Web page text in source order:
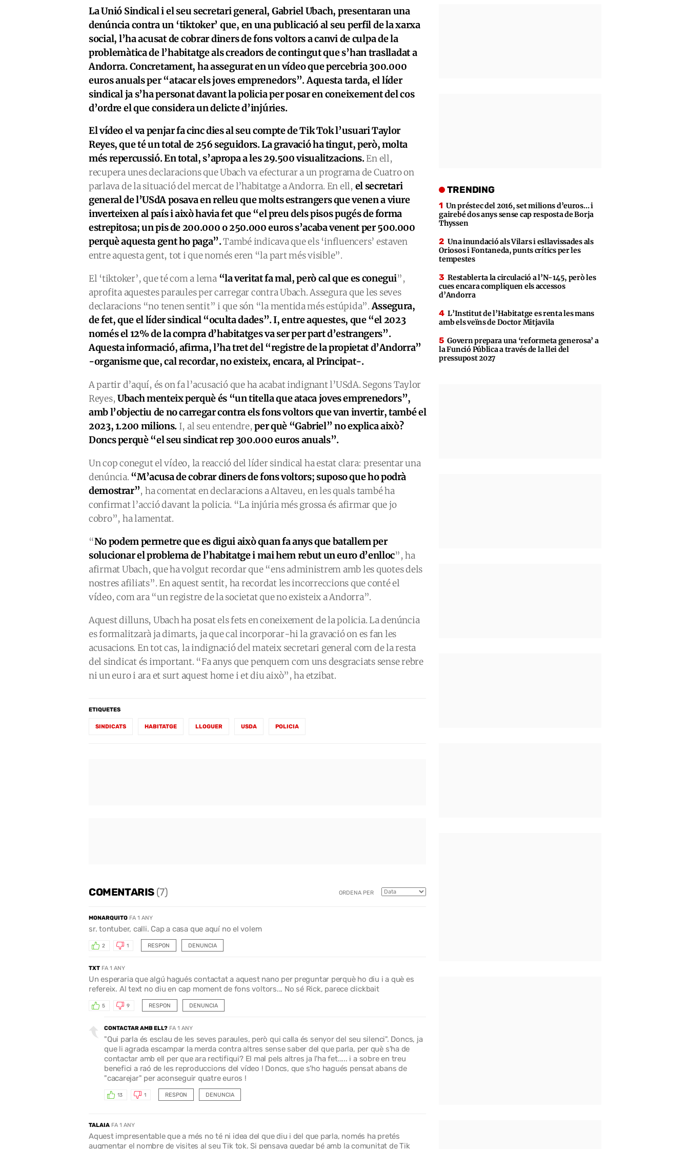
La Unió Sindical i el seu secretari general, Gabriel Ubach, presentaran una
denúncia contra un ‘tiktoker’ que, en una publicació al seu perfil de la xarxa
social, l’ha acusat de cobrar diners de fons voltors a canvi de culpa de la
problemàtica de l’habitatge als creadors de contingut que s’han traslladat a
Andorra. Concretament, ha assegurat en un vídeo que percebria 300.000
euros anuals per “atacar els joves emprenedors”. Aquesta tarda, el líder
sindical ja s’ha personat davant la policia per posar en coneixement del cos
d’ordre el que considera un delicte d’injúries.
El vídeo el va penjar fa cinc dies al seu compte de Tik Tok l’usuari Taylor
Reyes, que té un total de 256 seguidors. La gravació ha tingut, però, molta
més repercussió. En total, s’apropa a les 29.500 visualitzacions.En ell,
recupera unes declaracions que Ubach va efecturar a un programa de Cuatro on
parlava de la situació del mercat de l’habitatge a Andorra. En ell, el secretari
general de l’USdA posava en relleu que molts estrangers que venen a viure
inverteixen al país i això havia fet que “el preu dels pisos pugés de forma
estrepitosa; un pis de 200.000 o 250.000 euros s’acaba venent per 500.000
perquè aquesta gent ho paga”.També indicava que els ‘influencers’ estaven
entre aquesta gent, tot i que només eren “la part més visible”.
El ‘tiktoker’, que té com a lema “la veritat fa mal, però cal que es conegui”,
aprofita aquestes paraules per carregar contra Ubach. Assegura que les seves
declaracions “no tenen sentit” i que són “la mentida més estúpida”.Assegura,
de fet, que el líder sindical “oculta dades”. I, entre aquestes, que “el 2023
només el 12% de la compra d’habitatges va ser per part d’estrangers”.
Aquesta informació, afirma, l’ha tret del “registre de la propietat d’Andorra”
-organisme que, cal recordar, no existeix, encara, al Principat-.
A partir d’aquí, és on fa l’acusació que ha acabat indignant l’USdA. Segons Taylor
Reyes,Ubach menteix perquè és “un titella que ataca joves emprenedors”,
amb l’objectiu de no carregar contra els fons voltors que van invertir, també el
2023,1.200 milions.I, al seu entendre,per què “Gabriel” no explica això?
Doncs perquè “el seu sindicat rep 300.000 euros anuals”.
Un cop conegut el vídeo, la reacció del líder sindical ha estat clara: presentar una
denúncia. “M’acusa de cobrar diners de fons voltors; suposo que ho podrà
demostrar”, ha comentat en declaracions a Altaveu, en les quals també ha
confirmat l’acció davant la policia. “La injúria més grossa és afirmar que jo
cobro”, ha lamentat.
“No podem permetre que es digui això quan fa anys que batallem per
solucionar el problema de l’habitatge i mai hemrebutun euro d’enlloc”, ha
afirmat Ubach, que ha volgut recordar que “ens administrem amb les quotes dels
nostres afiliats”. En aquest sentit, ha recordat les incorreccions que conté el
vídeo, com ara “un registre de la societat que no existeix a Andorra”.
Aquest dilluns, Ubach ha posat els fets en coneixement de la policia. La denúncia
es formalitzarà ja dimarts, ja que cal incorporar-hi la gravació on es fan les
acusacions. En tot cas, la indignació del mateix secretari general com de la resta
del sindicat és important. “Fa anys que penquem com uns desgraciats sense rebre
ni un euro i ara et surt aquest home i et diu això”, ha etzibat.
ETIQUETES
SINDICATS HABITATGE LLOGUER USDA POLICIA
COMENTARIS (7) ORDENA PER
MONARQUITO FA 1 ANY
sr. tontuber, calli. Cap a casa que aquí no el volem
RESPON
2 1 DENUNCIA
TXT FA 1 ANY
Un esperaria que algú hagués contactat a aquest nano per preguntar perquè ho diu i a què es
refereix. Al text no diu en cap moment de fons voltors... No sé Rick, parece clickbait
RESPON
5 9 DENUNCIA
CONTACTAR AMB ELL? FA 1 ANY
"Qui parla és esclau de les seves paraules, però qui calla és senyor del seu silenci". Doncs, ja
que li agrada escampar la merda contra altres sense saber del que parla, per què s'ha de
contactar amb ell per que ara rectifiqui? El mal pels altres ja l'ha fet..... i a sobre en treu
benefici a raó de les reproduccions del vídeo ! Doncs, que s'ho hagués pensat abans de
"cacarejar" per aconseguir quatre euros !
RESPON
13 1 DENUNCIA
TALAIA FA 1 ANY
Aquest impresentable que a més no té ni idea del que diu i del que parla, només ha pretés
augmentar el nombre de visites al seu Tik tok. Si pensava quedar bé amb la comunitat de Tik
TRENDING
Un préstec del 2016, set milions d’euros… i
gairebé dos anys sense cap resposta de Borja
Thyssen
Una inundació als Vilars i esllavissades als
Oriosos i Fontaneda, punts crítics per les
tempestes
Restablerta la circulació a l’N-145, però les
cues encara compliquen els accessos
d’Andorra
L’Institut de l’Habitatge es renta les mans
amb els veïns de Doctor Mitjavila
Govern prepara una ‘reformeta generosa’ a
la Funció Pública a través de la llei del
pressupost 2027